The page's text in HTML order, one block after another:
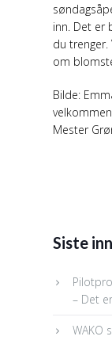
inn. Det er
du
om
Bilde:
Mester
Siste
– Det
WAKO